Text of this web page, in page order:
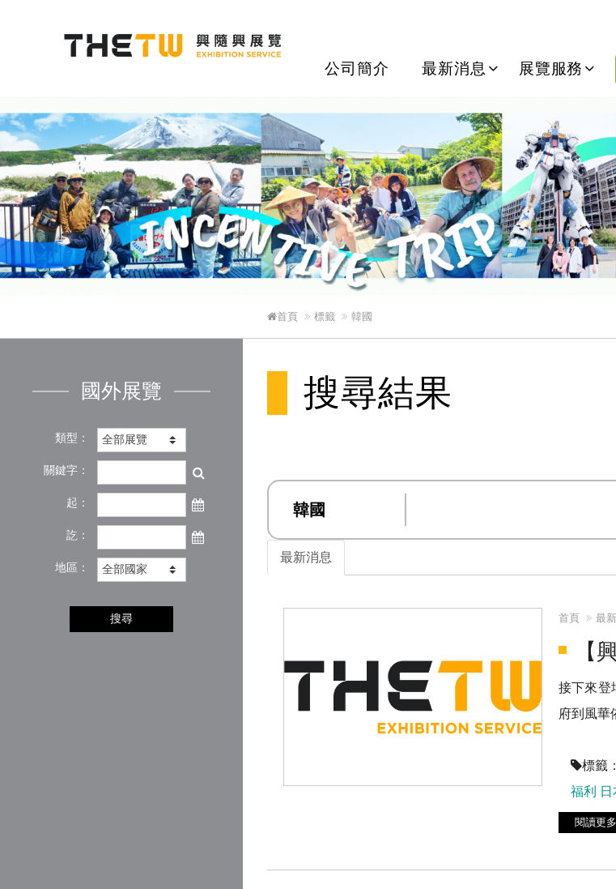
公司簡介 最新消息 展覽服務
首頁 標籤 韓國
國外展覽
類型：
關鍵字：
起：
訖：
地區：
搜尋
搜尋結果
韓國
最新消息
首頁 最
【
接下來登
府到風華
閱讀更多
標籤
福利